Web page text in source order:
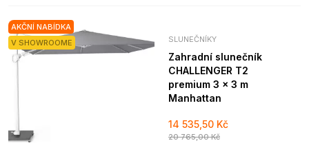
AKČNÍ NABÍDKA
V SHOWROOME
SLUNEČNÍKY
Zahradní slunečník
CHALLENGER T2
premium 3 x 3 m
Manhattan
14 535,50 Kč
20 765,00 Kč